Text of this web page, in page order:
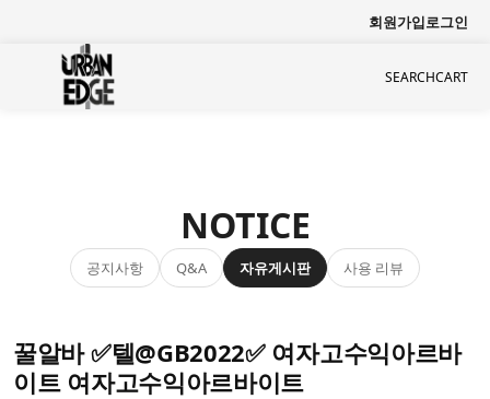
회원가입로그인
SEARCHCART
NOTICE
공지사항 Q&A 자유게시판 사용 리뷰
꿀알바 ✅텔@GB2022✅ 여자고수익아르바
이트 여자고수익아르바이트